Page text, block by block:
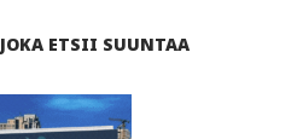
ETSII SUUNTAA